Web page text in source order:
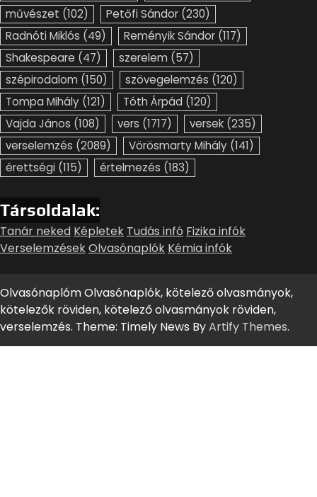
művészet (102) Petőfi Sándor (230)
Radnóti Miklós (49) Reményik Sándor (117)
Shakespeare (47) szerelem (57)
szépirodalom (150) szövegelemzés (120)
Tompa Mihály (121) Tóth Árpád (120)
Vajda János (108) vers (1717) versek (235)
verselemzés (2089) Vörösmarty Mihály (141)
érettségi (115) értelmezés (183)
Társoldalak:
Tanár neked Képletek Tudás infó Fizika infók
VerselemzésekOlvasónaplók Kémia infók
Olvasónaplóm Olvasónaplók, kötelező olvasmányok,
kötelezők röviden, kötelező olvasmányok röviden,
verselemzés. Theme: Timely News ByArtify Themes.